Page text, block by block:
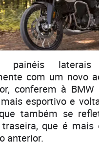
painéis
com um novo
conferem à
esportivo e
também se
traseira, que é
anterior.